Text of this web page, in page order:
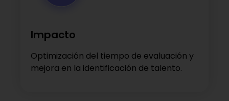
Impacto
Optimización del tiempo de evaluación y
mejora en la identificación de talento.